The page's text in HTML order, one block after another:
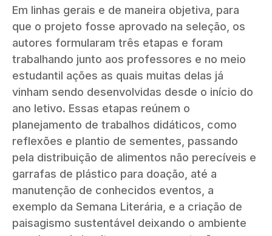
Em linhas gerais e de maneira objetiva, para
que o projeto fosse aprovado na seleção, os
autores formularam três etapas e foram
trabalhando junto aos professores e no meio
estudantil ações as quais muitas delas já
vinham sendo desenvolvidas desde o início do
ano letivo. Essas etapas reúnem o
planejamento de trabalhos didáticos, como
reflexões e plantio de sementes, passando
pela distribuição de alimentos não perecíveis e
garrafas de plástico para doação, até a
manutenção de conhecidos eventos, a
exemplo da Semana Literária, e a criação de
paisagismo sustentável deixando o ambiente